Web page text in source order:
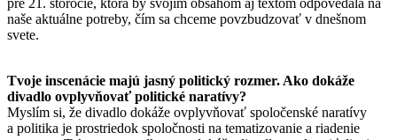
naše aktuálne potreby, čím sa chceme povzbudzovať v dnešnom
svete.
Tvoje inscenácie majú jasný politický rozmer. Ako dokáže
divadlo ovplyvňovať politické naratívy?
Myslím si, že divadlo dokáže ovplyvňovať spoločenské naratívy
a politika je prostriedok spoločnosti na tematizovanie a riadenie